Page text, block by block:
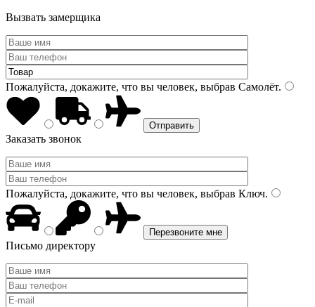
Вызвать замерщика
Пожалуйста, докажите, что вы человек, выбрав Самолёт.
Заказать звонок
Пожалуйста, докажите, что вы человек, выбрав Ключ.
Письмо директору